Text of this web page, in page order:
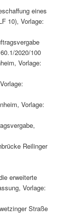
eines
10), Vorlage:
2020/100
Vorlage:
Vorlage:
Reilinger
erweiterte
Vorlage:
Straße